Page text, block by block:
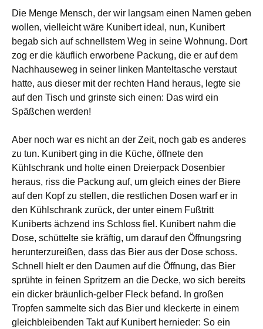
Die Menge Mensch, der wir langsam einen Namen geben
wollen, vielleicht wäre Kunibert ideal, nun, Kunibert
begab sich auf schnellstem Weg in seine Wohnung. Dort
zog er die käuflich erworbene Packung, die er auf dem
Nachhauseweg in seiner linken Manteltasche verstaut
hatte, aus dieser mit der rechten Hand heraus, legte sie
auf den Tisch und grinste sich einen: Das wird ein
Späßchen werden!
Aber noch war es nicht an der Zeit, noch gab es anderes
zu tun. Kunibert ging in die Küche, öffnete den
Kühlschrank und holte einen Dreierpack Dosenbier
heraus, riss die Packung auf, um gleich eines der Biere
auf den Kopf zu stellen, die restlichen Dosen warf er in
den Kühlschrank zurück, der unter einem Fußtritt
Kuniberts ächzend ins Schloss fiel. Kunibert nahm die
Dose, schüttelte sie kräftig, um darauf den Öffnungsring
herunterzureißen, dass das Bier aus der Dose schoss.
Schnell hielt er den Daumen auf die Öffnung, das Bier
sprühte in feinen Spritzern an die Decke, wo sich bereits
ein dicker bräunlich-gelber Fleck befand. In großen
Tropfen sammelte sich das Bier und kleckerte in einem
gleichbleibenden Takt auf Kunibert hernieder: So ein